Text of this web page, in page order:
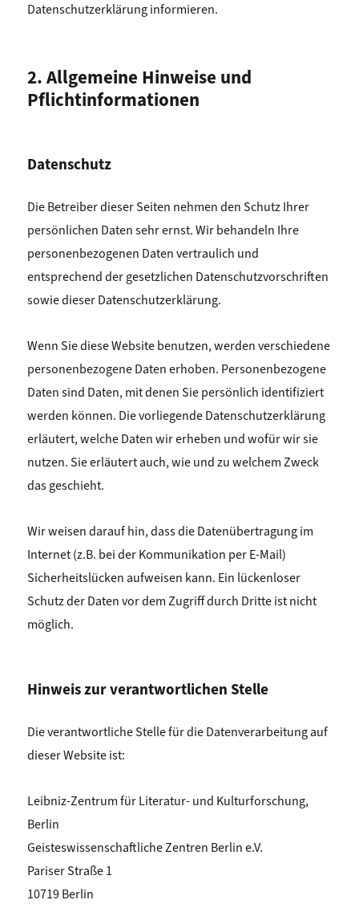
Datenschutzerklärung informieren.
2. Allgemeine Hinweise und
Pflichtinformationen
Datenschutz
Die Betreiber dieser Seiten nehmen den Schutz Ihrer
persönlichen Daten sehr ernst. Wir behandeln Ihre
personenbezogenen Daten vertraulich und
entsprechend der gesetzlichen Datenschutzvorschriften
sowie dieser Datenschutzerklärung.
Wenn Sie diese Website benutzen, werden verschiedene
personenbezogene Daten erhoben. Personenbezogene
Daten sind Daten, mit denen Sie persönlich identifiziert
werden können. Die vorliegende Datenschutzerklärung
erläutert, welche Daten wir erheben und wofür wir sie
nutzen. Sie erläutert auch, wie und zu welchem Zweck
das geschieht.
Wir weisen darauf hin, dass die Datenübertragung im
Internet (z.B. bei der Kommunikation per E-Mail)
Sicherheitslücken aufweisen kann. Ein lückenloser
Schutz der Daten vor dem Zugriff durch Dritte ist nicht
möglich.
Hinweis zur verantwortlichen Stelle
Die verantwortliche Stelle für die Datenverarbeitung auf
dieser Website ist:
Leibniz-Zentrum für Literatur- und Kulturforschung,
Berlin
Geisteswissenschaftliche Zentren Berlin e.V.
Pariser Straße 1
10719 Berlin